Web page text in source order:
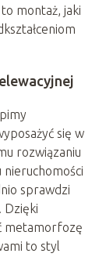
montaż, jaki
się w
rozwiązaniu
sprawdzi
Dzięki
metamorfozę
to styl